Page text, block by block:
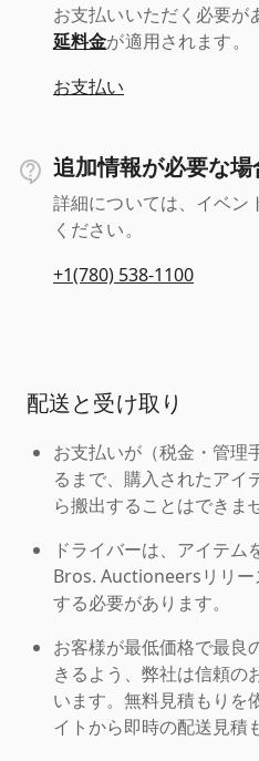
お支払いいただく必要が
延料金が適用されます。
お支払い
追加情報が必要な場
詳細については、イベン
ください。
+1(780) 538-1100
配送と受け取り
お支払いが（税金・管理
るまで、購入されたアイ
ら搬出することはできま
ドライバーは、アイテ
Bros. Auctioneersリリ
する必要があります。
お客様が最低価格で最良
きるよう、弊社は信頼の
います。無料見積もりを
イトから即時の配送見積